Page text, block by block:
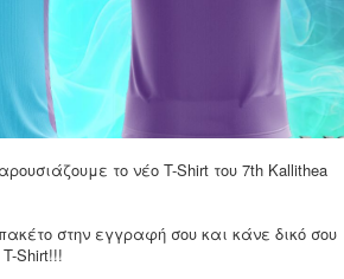
το νέο T-Shirt του 7th Kallithea
στην εγγραφή σου και κάνε δικό σου
Shirt!!!